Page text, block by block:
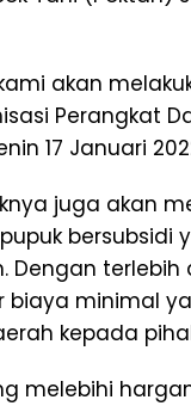
akan
Perangkat
17 Januari
juga akan
bersubsidi
Dengan
biaya minimal
kepada
melebihi